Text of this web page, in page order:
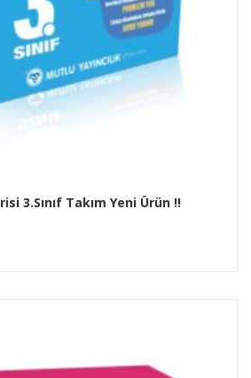
3.Sınıf Takım Yeni Ürün !!